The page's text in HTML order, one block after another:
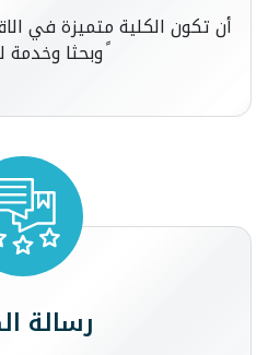
أن تكون الكلية متميزة في
وبحثا وخدمة
رسالة